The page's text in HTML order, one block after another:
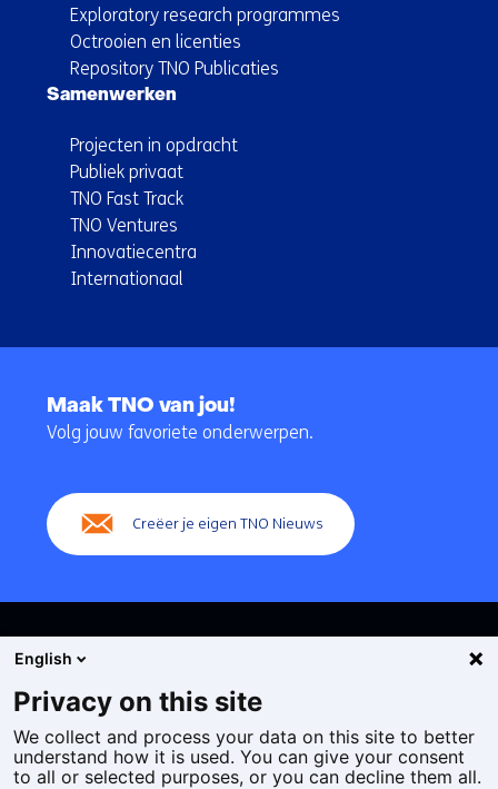
Exploratory research programmes
Octrooien en licenties
Repository TNO Publicaties
Samenwerken
Projecten in opdracht
Publiek privaat
TNO Fast Track
TNO Ventures
Innovatiecentra
Internationaal
navigatie
Maak TNO van jou!
Volg jouw favoriete onderwerpen.
Creëer je eigen TNO Nieuws
Cookies
Privacy statement
English
Privacy on this site
We collect and process your data on this site to better
understand how it is used. You can give your consent
to all or selected purposes, or you can decline them all.